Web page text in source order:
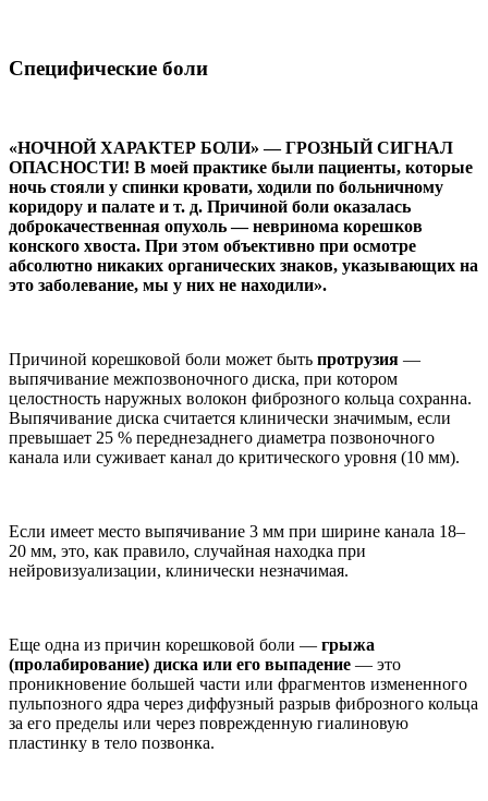
Специфические боли
«НОЧНОЙ ХАРАКТЕР БОЛИ» — ГРОЗНЫЙ СИГНАЛ
ОПАСНО­СТИ! В моей практике были пациенты, которые
ночь сто­яли у спинки кровати, ходили по больничному
коридору и палате и т. д. Причиной боли оказалась
доброкачественная опухоль — невринома кореш­ков
конского хвоста. При этом объективно при осмотре
абсолютно никаких органиче­ских знаков, указывающих на
это заболевание, мы у них не находили».
Причиной корешковой боли может быть протру­зия —
выпячивание меж­позвоночного диска, при котором
целостность наруж­ных волокон фиброзного кольца сохранна.
Выпячива­ние диска считается кли­нически значимым, если
превышает 25 % переднезад­него диаметра позвоночно­го
канала или суживает ка­нал до критического уровня (10 мм).
Если имеет место выпя­чивание 3 мм при ширине канала 18–
20 мм, это, как правило, случайная наход­ка при
нейровизуализации, клинически незначимая.
Еще одна из причин ко­решковой боли — грыжа
(пролабирование) дис­ка или его выпадение — это
проникновение боль­шей части или фрагментов измененного
пульпозного ядра через диффузный раз­рыв фиброзного кольца
за его пределы или через по­врежденную гиалиновую
пластинку в тело позвонка.